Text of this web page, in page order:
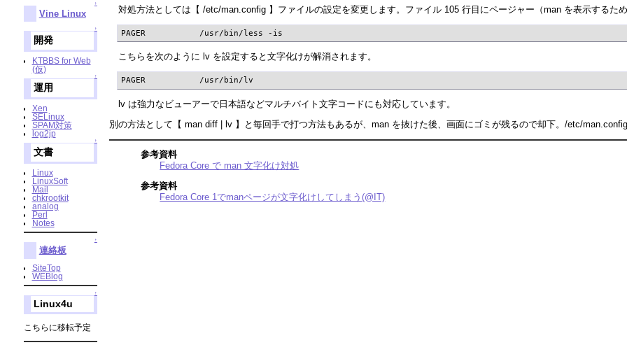
↑
Vine Linux
↑
開発
KTBBS for Web
(仮)
↑
運用
Xen
SELinux
SPAM対策
log2jp
↑
文書
Linux
LinuxSoft
Mail
chkrootkit
analog
Perl
Notes
↑
連絡板
SiteTop
WEBlog
↑
Linux4u
こちらに移転予定
対処方法としては【 /etc/man.config 】ファイルの設定を変更します。ファイル 105 行目にページャー（man を表示するた
PAGER           /usr/bin/less -is
こちらを次のように lv を設定すると文字化けが解消されます。
PAGER           /usr/bin/lv
lv は強力なビューアーで日本語などマルチバイト文字コードにも対応しています。
別の方法として【 man diff | lv 】と毎回手で打つ方法もあるが、man を抜けた後、画面にゴミが残るので却下。/etc/
参考資料
Fedora Core で man 文字化け対処
参考資料
Fedora Core 1でmanページが文字化けしてしまう(@IT)